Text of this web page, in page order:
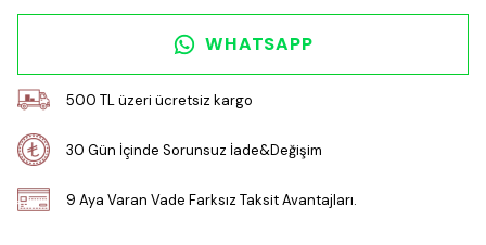
WHATSAPP
500 TL üzeri ücretsiz kargo
30 Gün İçinde Sorunsuz İade&Değişim
9 Aya Varan Vade Farksız Taksit Avantajları.